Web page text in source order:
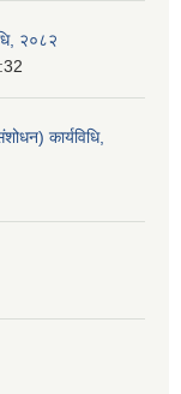
२०८२
कार्यविधि,